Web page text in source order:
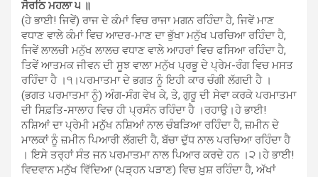
ਸੋਰਠਿ ਮਹਲਾ ੫ ॥
(ਹੇ ਭਾਈ! ਜਿਵੇਂ) ਰਾਜ ਦੇ ਕੰਮਾਂ ਵਿਚ ਰਾਜਾ ਮਗਨ ਰਹਿੰਦਾ ਹੈ, ਜਿਵੇਂ ਮਾਣ
ਵਧਾਣ ਵਾਲੇ ਕੰਮਾਂ ਵਿਚ ਆਦਰ-ਮਾਣ ਦਾ ਭੁੱਖਾ ਮਨੁੱਖ ਪਰਚਿਆ ਰਹਿੰਦਾ ਹੈ,
ਜਿਵੇਂ ਲਾਲਚੀ ਮਨੁੱਖ ਲਾਲਚ ਵਧਾਣ ਵਾਲੇ ਆਹਰਾਂ ਵਿਚ ਫਸਿਆ ਰਹਿੰਦਾ ਹੈ,
ਤਿਵੇਂ ਆਤਮਕ ਜੀਵਨ ਦੀ ਸੂਝ ਵਾਲਾ ਮਨੁੱਖ ਪ੍ਰਭੂ ਦੇ ਪ੍ਰੇਮ-ਰੰਗ ਵਿਚ ਮਸਤ
ਰਹਿੰਦਾ ਹੈ ।੧।ਪਰਮਾਤਮਾ ਦੇ ਭਗਤ ਨੂੰ ਇਹੀ ਕਾਰ ਚੰਗੀ ਲੱਗਦੀ ਹੈ ।
(ਭਗਤ ਪਰਮਾਤਮਾ ਨੂੰ) ਅੰਗ-ਸੰਗ ਵੇਖ ਕੇ, ਤੇ, ਗੁਰੂ ਦੀ ਸੇਵਾ ਕਰਕੇ ਪਰਮਾਤਮਾ
ਦੀ ਸਿਫ਼ਤਿ-ਸਾਲਾਹ ਵਿਚ ਹੀ ਪ੍ਰਸੰਨ ਰਹਿੰਦਾ ਹੈ ।ਰਹਾਉ।ਹੇ ਭਾਈ!
ਨਸ਼ਿਆਂ ਦਾ ਪ੍ਰੇਮੀ ਮਨੁੱਖ ਨਸ਼ਿਆਂ ਨਾਲ ਚੰਬੜਿਆ ਰਹਿੰਦਾ ਹੈ, ਜ਼ਮੀਨ ਦੇ
ਮਾਲਕਾਂ ਨੂੰ ਜ਼ਮੀਨ ਪਿਆਰੀ ਲੱਗਦੀ ਹੈ, ਬੱਚਾ ਦੁੱਧ ਨਾਲ ਪਰਚਿਆ ਰਹਿੰਦਾ ਹੈ
। ਇਸੇ ਤਰ੍ਹਾਂ ਸੰਤ ਜਨ ਪਰਮਾਤਮਾ ਨਾਲ ਪਿਆਰ ਕਰਦੇ ਹਨ ।੨।ਹੇ ਭਾਈ!
ਵਿਦਵਾਨ ਮਨੁੱਖ ਵਿੱਦਿਆ (ਪੜ੍ਹਨ ਪੜਾਣ) ਵਿਚ ਖ਼ੁਸ਼ ਰਹਿੰਦਾ ਹੈ, ਅੱਖਾਂ